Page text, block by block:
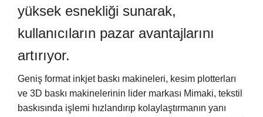
yüksek esnekliği sunarak,
kullanıcıların pazar avantajlarını
artırıyor.
Geniş format inkjet baskı makineleri, kesim plotterları
ve 3D baskı makinelerinin lider markası Mimaki, tekstil
baskısında işlemi hızlandırıp kolaylaştırmanın yanı